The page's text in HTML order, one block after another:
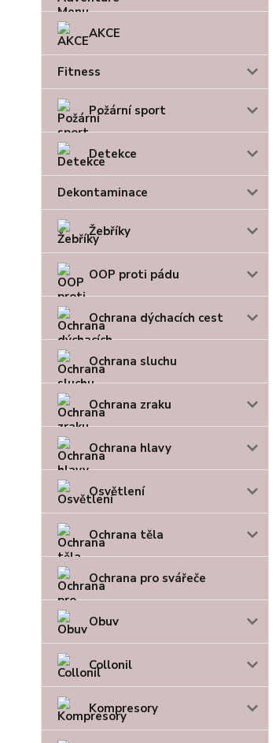
AKCE
Fitness
Požární sport
Detekce
Dekontaminace
Žebříky
OOP proti pádu
Ochrana dýchacích cest
Ochrana sluchu
Ochrana zraku
Ochrana hlavy
Osvětlení
Ochrana těla
Ochrana pro svářeče
Obuv
Collonil
Kompresory